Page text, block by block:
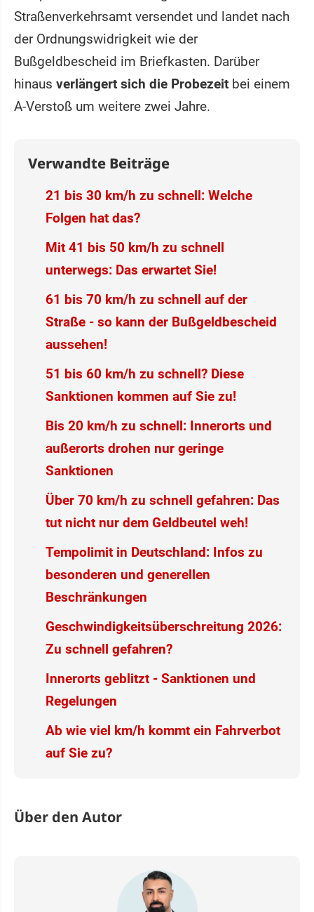
Straßenverkehrsamt versendet und landet nach
der Ordnungswidrigkeit wie der
Bußgeldbescheid im Briefkasten. Darüber
hinaus verlängert sich die Probezeit bei einem
A-Verstoß um weitere zwei Jahre.
Verwandte Beiträge
21 bis 30 km/h zu schnell: Welche
Folgen hat das?
Mit 41 bis 50 km/h zu schnell
unterwegs: Das erwartet Sie!
61 bis 70 km/h zu schnell auf der
Straße - so kann der Bußgeldbescheid
aussehen!
51 bis 60 km/h zu schnell? Diese
Sanktionen kommen auf Sie zu!
Bis 20 km/h zu schnell: Innerorts und
außerorts drohen nur geringe
Sanktionen
Über 70 km/h zu schnell gefahren: Das
tut nicht nur dem Geldbeutel weh!
Tempolimit in Deutschland: Infos zu
besonderen und generellen
Beschränkungen
Geschwindigkeitsüberschreitung 2026:
Zu schnell gefahren?
Innerorts geblitzt - Sanktionen und
Regelungen
Ab wie viel km/h kommt ein Fahrverbot
auf Sie zu?
Über den Autor